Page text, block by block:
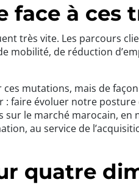
face à ces
très vite. Les parcours
mobilité, de réduction
mutations, mais de
faire évoluer notre
le marché marocain,
au service de
quatre